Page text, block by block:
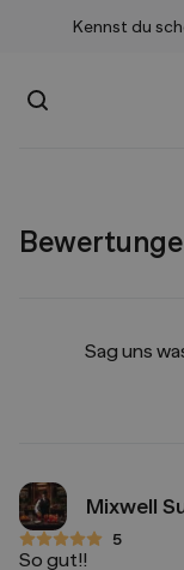
Kennst du
Suchen
Sag uns
Mixwell
5
5 von 5 Sternen
So gut!!